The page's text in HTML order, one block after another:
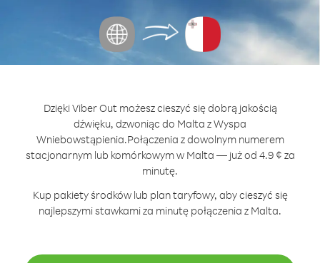
Dzięki Viber Out możesz cieszyć się dobrą jakością
dźwięku, dzwoniąc do Malta z Wyspa
Wniebowstąpienia.Połączenia z dowolnym numerem
stacjonarnym lub komórkowym w Malta — już od 4.9 ¢ za
minutę.
Kup pakiety środków lub plan taryfowy, aby cieszyć się
najlepszymi stawkami za minutę połączenia z Malta.